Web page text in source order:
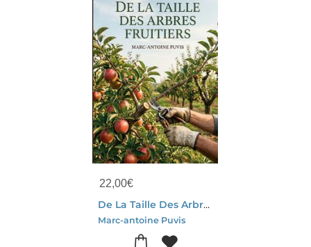
22,00€
De La Taille Des Arbres Fruitiers : Les Methodes De Taille Des Arbres Fruitiers Expliquees Par Marc Antoine Puvis, Pour Une Fructification Abondante Et Une Forme Harmonieuse.
Marc-antoine Puvis